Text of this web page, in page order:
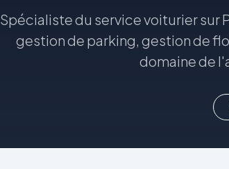
Spécialiste du service voiturier sur
gestion de parking, gestion de
domaine de